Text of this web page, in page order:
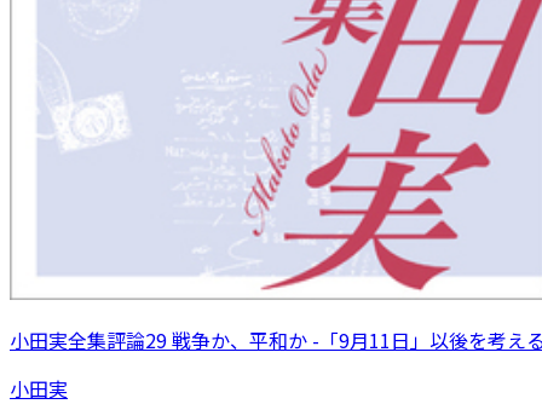
小田実全集評論29 戦争か、平和か -「9月11日」以後を考え
小田実